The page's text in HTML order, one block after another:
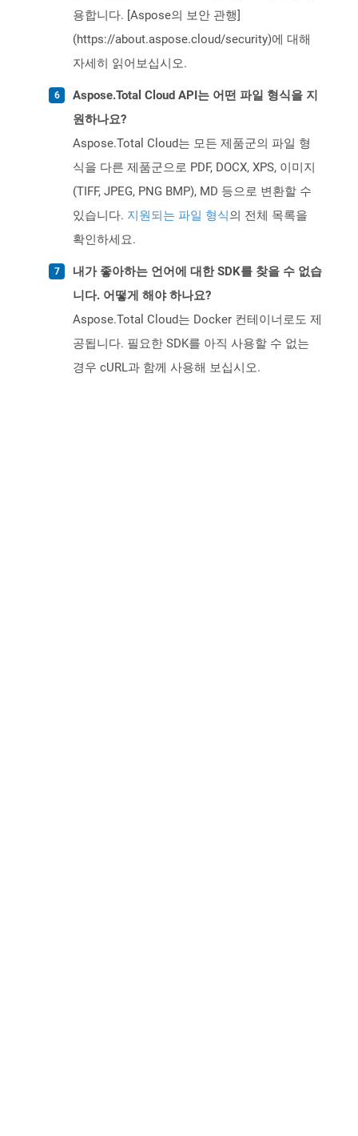
용합니다. [Aspose의 보안 관행]
(https://about.aspose.cloud/security)에 대해
자세히 읽어보십시오.
Aspose.Total Cloud API는 어떤 파일 형식을 지
원하나요?
Aspose.Total Cloud는 모든 제품군의 파일 형
식을 다른 제품군으로 PDF, DOCX, XPS, 이미지
(TIFF, JPEG, PNG BMP), MD 등으로 변환할 수
있습니다. 지원되는 파일 형식의 전체 목록을
확인하세요.
내가 좋아하는 언어에 대한 SDK를 찾을 수 없습
니다. 어떻게 해야 하나요?
Aspose.Total Cloud는 Docker 컨테이너로도 제
공됩니다. 필요한 SDK를 아직 사용할 수 없는
경우 cURL과 함께 사용해 보십시오.